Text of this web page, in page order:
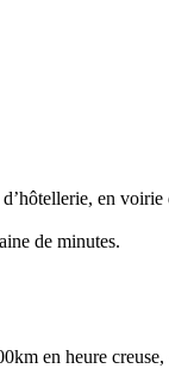
en
de minutes.
en heure